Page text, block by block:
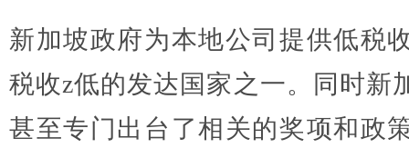
新加坡政府为本地公司提供低税
税收z低的发达国家之一。同时新
甚至专门出台了相关的奖项和政